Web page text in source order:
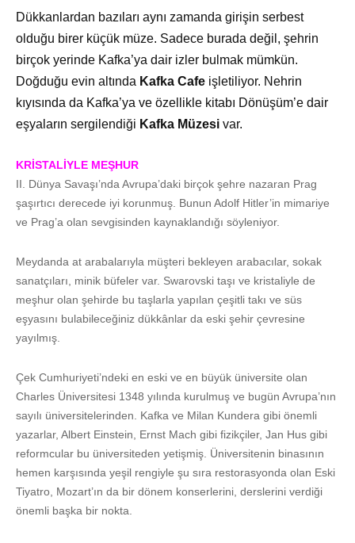
Dükkanlardan bazıları aynı zamanda girişin serbest
olduğu birer küçük müze. Sadece burada değil, şehrin
birçok yerinde Kafka’ya dair izler bulmak mümkün.
Doğduğu evin altında Kafka Cafe işletiliyor. Nehrin
kıyısında da Kafka’ya ve özellikle kitabı Dönüşüm’e dair
eşyaların sergilendiği Kafka Müzesi var.
KRİSTALİYLE MEŞHUR
II. Dünya Savaşı’nda Avrupa’daki birçok şehre nazaran Prag
şaşırtıcı derecede iyi korunmuş. Bunun Adolf Hitler’in mimariye
ve Prag’a olan sevgisinden kaynaklandığı söyleniyor.
Meydanda at arabalarıyla müşteri bekleyen arabacılar, sokak
sanatçıları, minik büfeler var. Swarovski taşı ve kristaliyle de
meşhur olan şehirde bu taşlarla yapılan çeşitli takı ve süs
eşyasını bulabileceğiniz dükkânlar da eski şehir çevresine
yayılmış.
Çek Cumhuriyeti’ndeki en eski ve en büyük üniversite olan
Charles Üniversitesi 1348 yılında kurulmuş ve bugün Avrupa’nın
sayılı üniversitelerinden. Kafka ve Milan Kundera gibi önemli
yazarlar, Albert Einstein, Ernst Mach gibi fizikçiler, Jan Hus gibi
reformcular bu üniversiteden yetişmiş. Üniversitenin binasının
hemen karşısında yeşil rengiyle şu sıra restorasyonda olan Eski
Tiyatro, Mozart’ın da bir dönem konserlerini, derslerini verdiği
önemli başka bir nokta.